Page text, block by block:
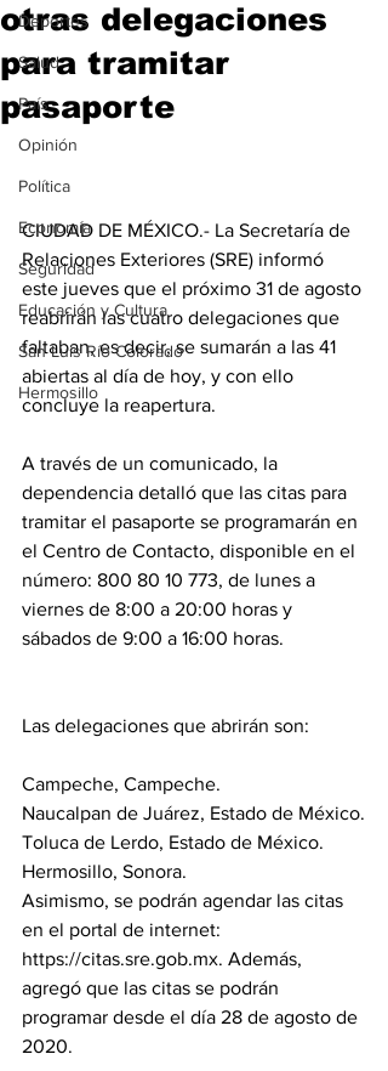
Deportes
Salud
País
Opinión
Política
Economía
Seguridad
Educación y Cultura
San Luis Río Colorado
Hermosillo
otras delegaciones
para tramitar
pasaporte
CIUDAD DE MÉXICO.- La Secretaría de
Relaciones Exteriores (SRE) informó
este jueves que el próximo 31 de agosto
reabrirán las cuatro delegaciones que
faltaban, es decir, se sumarán a las 41
abiertas al día de hoy, y con ello
concluye la reapertura.
A través de un comunicado, la
dependencia detalló que las citas para
tramitar el pasaporte se programarán en
el Centro de Contacto, disponible en el
número: 800 80 10 773, de lunes a
viernes de 8:00 a 20:00 horas y
sábados de 9:00 a 16:00 horas.
Las delegaciones que abrirán son:
Campeche, Campeche.
Naucalpan de Juárez, Estado de México.
Toluca de Lerdo, Estado de México.
Hermosillo, Sonora.
Asimismo, se podrán agendar las citas
en el portal de internet:
https://citas.sre.gob.mx. Además,
agregó que las citas se podrán
programar desde el día 28 de agosto de
2020.